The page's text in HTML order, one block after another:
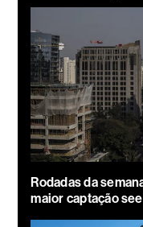
Rodadas da
maior captação